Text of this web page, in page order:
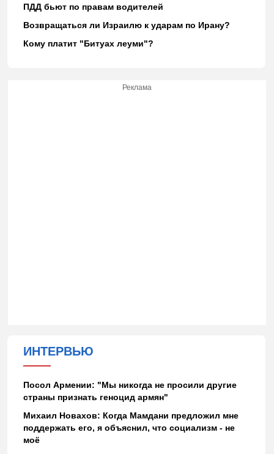
ПДД бьют по правам водителей
Возвращаться ли Израилю к ударам по Ирану?
Кому платит "Битуах леуми"?
Реклама
ИНТЕРВЬЮ
Посол Армении: "Мы никогда не просили другие
страны признать геноцид армян"
Михаил Новахов: Когда Мамдани предложил мне
поддержать его, я объяснил, что социализм - не
моё